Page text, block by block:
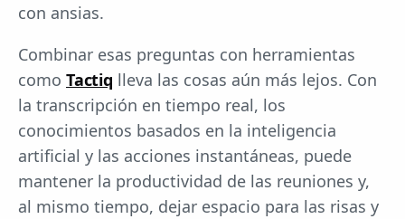
con ansias.
Combinar esas preguntas con herramientas
como Tactiq lleva las cosas aún más lejos. Con
la transcripción en tiempo real, los
conocimientos basados en la inteligencia
artificial y las acciones instantáneas, puede
mantener la productividad de las reuniones y,
al mismo tiempo, dejar espacio para las risas y